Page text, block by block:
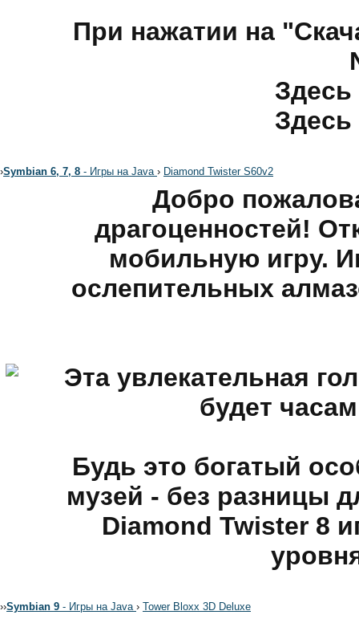
При нажатии на
Здесь
Здесь
›Symbian 6, 7, 8 - Игры на Java › Diamond Twister S60v2
Добро
драгоценностей!
мобильную игру.
ослепительных
Эта увлекательная
будет
Будь это богатый
музей - без разницы
Diamond Twister 8
››Symbian 9 - Игры на Java › Tower Bloxx 3D Deluxe